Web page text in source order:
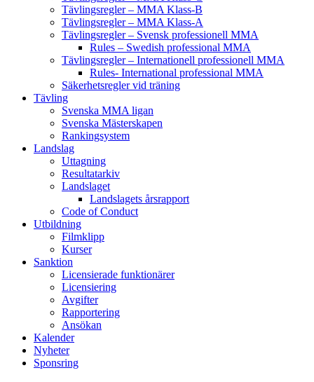
Tävlingsregler – MMA Klass-B
Tävlingsregler – MMA Klass-A
Tävlingsregler – Svensk professionell MMA
Rules – Swedish professional MMA
Tävlingsregler – Internationell professionell MMA
Rules- International professional MMA
Säkerhetsregler vid träning
Tävling
Svenska MMA ligan
Svenska Mästerskapen
Rankingsystem
Landslag
Uttagning
Resultatarkiv
Landslaget
Landslagets årsrapport
Code of Conduct
Utbildning
Filmklipp
Kurser
Sanktion
Licensierade funktionärer
Licensiering
Avgifter
Rapportering
Ansökan
Kalender
Nyheter
Sponsring